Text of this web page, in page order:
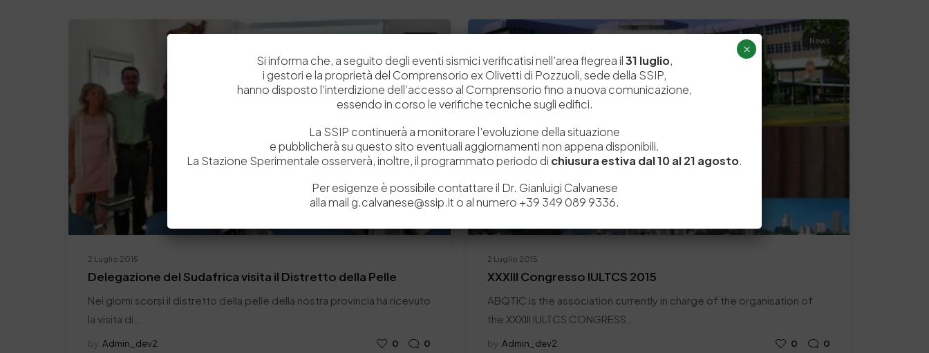
2 Luglio 2015
Delegazione del Sudafrica visita il Distretto della Pelle
Nei giorni scorsi il distretto della pelle della nostra provincia ha ricevuto
la visita di…
by Admin_dev2 0 0
2 Luglio 2015
News
XXXIII Congresso IULTCS 2015
ABQTIC is the association currently in charge of the organisation of
the XXXIII IULTCS CONGRESS…
by Admin_dev2 0 0
Si informa che, a seguito degli eventi sismici verificatisi nell’area flegrea il31 luglio,
i gestori e la proprietà del Comprensorio ex Olivetti di Pozzuoli, sede della SSIP,
hanno disposto l’interdizione dell’accesso al Comprensorio fino a nuova comunicazione,
essendo in corso le verifiche tecniche sugli edifici.
La SSIP continuerà a monitorare l’evoluzione della situazione
e pubblicherà su questo sito eventuali aggiornamenti non appena disponibili.
La Stazione Sperimentale osserverà, inoltre, il programmato periodo di chiusura estiva dal 10 al 21 agosto.
Per esigenze è possibile contattare il Dr. Gianluigi Calvanese
alla mail g.calvanese@ssip.it o al numero +39 349 089 9336.
×